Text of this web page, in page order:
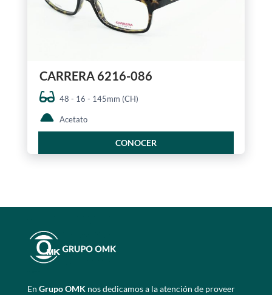
CARRERA 6216-086
48 - 16 - 145mm (CH)
Acetato
CONOCER
En Grupo OMKnos dedicamos a la atención de proveer